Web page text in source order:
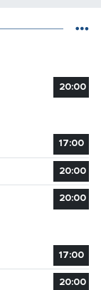
20:00
17:00
20:00
20:00
17:00
20:00